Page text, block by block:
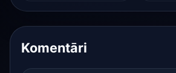
Komentāri